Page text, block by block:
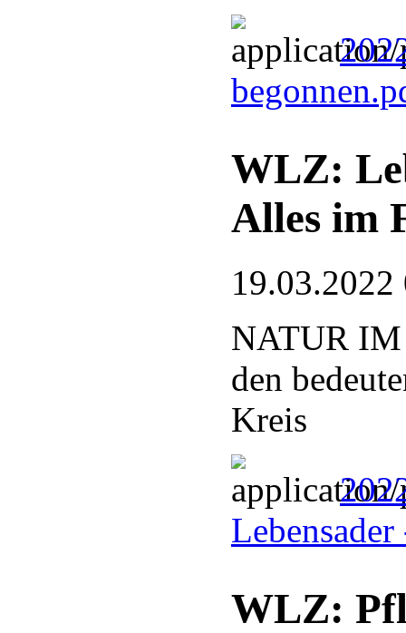
WLZ:
Alles im
19.03.2022
NATUR IM
den
Kreis
WLZ: